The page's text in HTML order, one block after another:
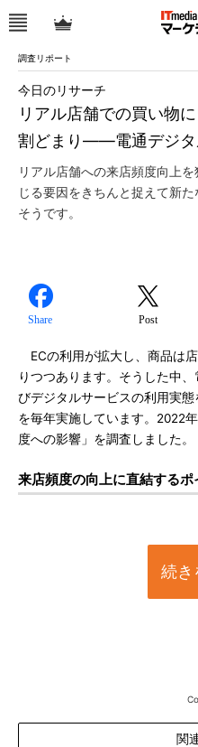
調査リポート
リアル店舗での買い物
割どまり――電通デジタ
今日のリサーチ
リアル店舗への来店頻度向上
じる要因をきちんと捉えて新
そうです。
Share Post
ECの利用が拡大し、商品は
りつつあります。そうした中
びデジタルサービスの利用実態
を毎年実施しています。2022
度への影響」を調査しました。
来店頻度の向上に直結するポ
続き
関